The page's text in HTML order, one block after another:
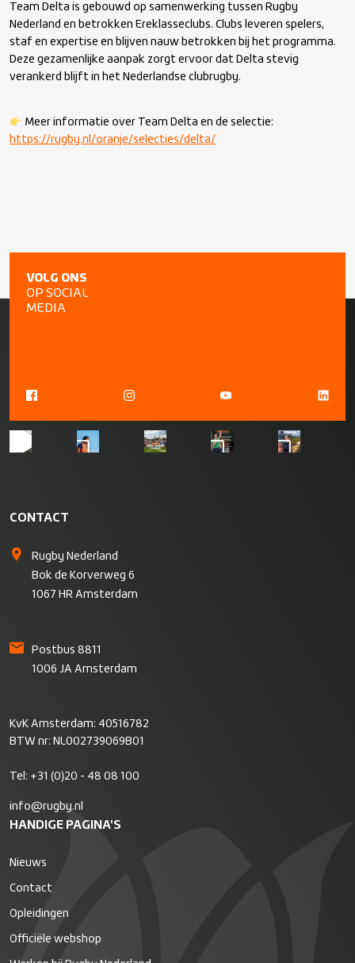
Team Delta is gebouwd op samenwerking tussen Rugby
Nederland en betrokken Ereklasseclubs. Clubs leveren spelers,
staf en expertise en blijven nauw betrokken bij het programma.
Deze gezamenlijke aanpak zorgt ervoor dat Delta stevig
verankerd blijft in het Nederlandse clubrugby.
Meer informatie over Team Delta en de selectie:
https://rugby.nl/oranje/selecties/delta/
VOLG ONS
OP SOCIAL
MEDIA
CONTACT
Rugby Nederland
Bok de Korverweg 6
1067 HR Amsterdam
Postbus 8811
1006 JA Amsterdam
KvK Amsterdam: 40516782
BTW nr: NL002739069B01
Tel: +31 (0)20 - 48 08 100
info@rugby.nl
HANDIGE PAGINA'S
Nieuws
Contact
Opleidingen
Officiële webshop